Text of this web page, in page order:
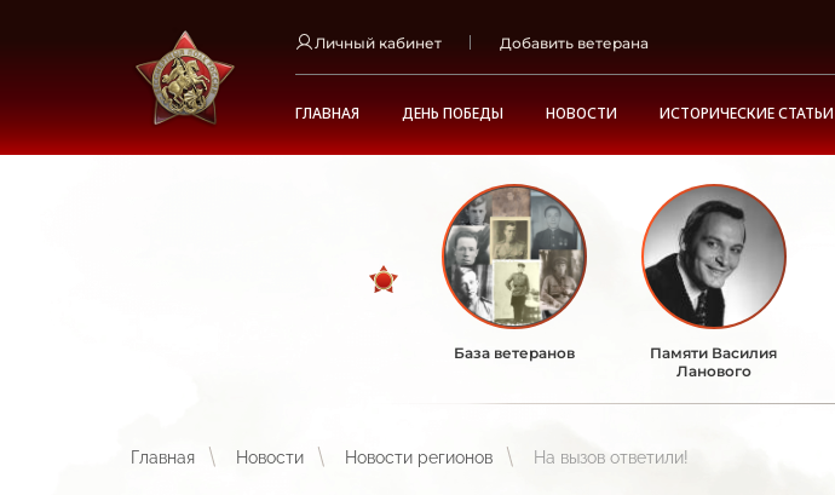
Личный кабинет Добавить ветерана
ГЛАВНАЯ ДЕНЬ ПОБЕДЫ НОВОСТИ ИСТОРИЧЕСКИЕ СТАТЬИ
База ветеранов
Памяти Василия
Ланового
Главная Новости Новости регионов На вызов ответили!